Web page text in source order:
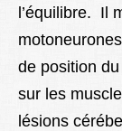
l’équilibre. Il
de position
sur les
lésions